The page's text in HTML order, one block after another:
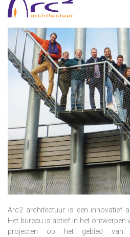
Arc2 architectuur is een innovatief
Het bureau is actief in het ontwerpen
projecten op het gebied van